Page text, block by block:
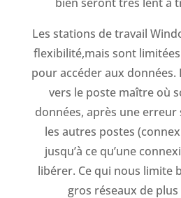
Les stations de travail
flexibilité,mais sont
pour accéder aux données.
vers le poste maître où
données, après une
les autres postes
jusqu’à ce qu’une
libérer. Ce qui nous limite
gros réseaux de plus